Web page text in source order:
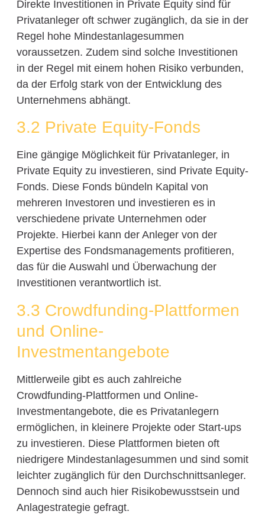
Direkte Investitionen in Private Equity sind für
Privatanleger oft schwer zugänglich, da sie in der
Regel hohe Mindestanlagesummen
voraussetzen. Zudem sind solche Investitionen
in der Regel mit einem hohen Risiko verbunden,
da der Erfolg stark von der Entwicklung des
Unternehmens abhängt.
3.2 Private Equity-Fonds
Eine gängige Möglichkeit für Privatanleger, in
Private Equity zu investieren, sind Private Equity-
Fonds. Diese Fonds bündeln Kapital von
mehreren Investoren und investieren es in
verschiedene private Unternehmen oder
Projekte. Hierbei kann der Anleger von der
Expertise des Fondsmanagements profitieren,
das für die Auswahl und Überwachung der
Investitionen verantwortlich ist.
3.3 Crowdfunding-Plattformen
und Online-
Investmentangebote
Mittlerweile gibt es auch zahlreiche
Crowdfunding-Plattformen und Online-
Investmentangebote, die es Privatanlegern
ermöglichen, in kleinere Projekte oder Start-ups
zu investieren. Diese Plattformen bieten oft
niedrigere Mindestanlagesummen und sind somit
leichter zugänglich für den Durchschnittsanleger.
Dennoch sind auch hier Risikobewusstsein und
Anlagestrategie gefragt.